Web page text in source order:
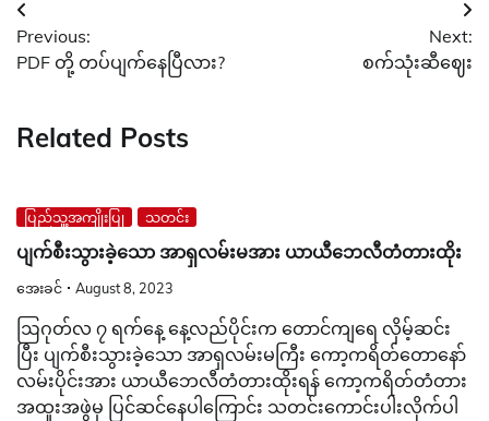
Post
navigation
Previous:
PDF တို့ တပ်ပျက်နေပြီလား?
Next:
စက်သုံးဆီဈေး
Related Posts
ပြည်သူ့အကျိုးပြု သတင်း
ပျက်စီးသွားခဲ့သော အာရှလမ်းမအား ယာယီဘေလီတံတားထိုး
အေးခင် August 8, 2023
ဩဂုတ်လ ၇ ရက်နေ့ နေ့လည်ပိုင်းက တောင်ကျရေ လှိမ့်ဆင်း
ပြီး ပျက်စီးသွားခဲ့သော အာရှလမ်းမကြီး ကော့ကရိတ်တောနော်
လမ်းပိုင်းအား ယာယီဘေလီတံတားထိုးရန် ကော့ကရိတ်တံတား
အထူးအဖွဲမှ ပြင်ဆင်နေပါကြောင်း သတင်းကောင်းပါးလိုက်ပါ